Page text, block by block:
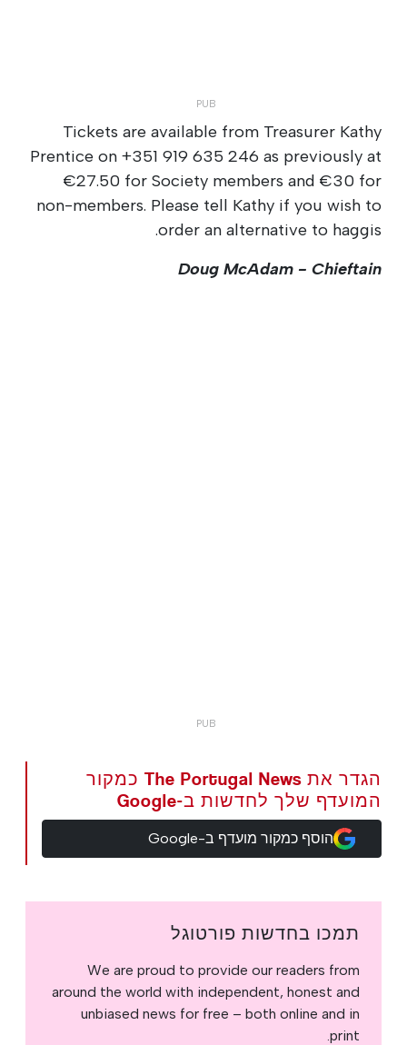
Tickets are available from Treasurer Kathy
Prentice on +351 919 635 246 as previously at
€27.50 for Society members and €30 for
non-members. Please tell Kathy if you wish to
order an alternative to haggis.
Doug McAdam - Chieftain
הגדר את The Portugal News כמקור
המועדף שלך לחדשות ב-Google
הוסף כמקור מועדף ב-Google
תמכו בחדשות פורטוגל
We are proud to provide our readers from
around the world with independent, honest and
unbiased news for free – both online and in
print.